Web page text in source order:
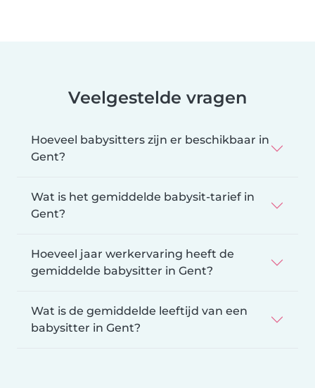
Veelgestelde vragen
Hoeveel babysitters zijn er beschikbaar in
Gent?
Wat is het gemiddelde babysit-tarief in
Gent?
Hoeveel jaar werkervaring heeft de
gemiddelde babysitter in Gent?
Wat is de gemiddelde leeftijd van een
babysitter in Gent?